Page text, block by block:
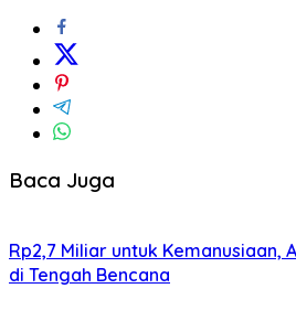
Baca Juga
Rp2,7 Miliar untuk Kemanusiaan,
di Tengah Bencana